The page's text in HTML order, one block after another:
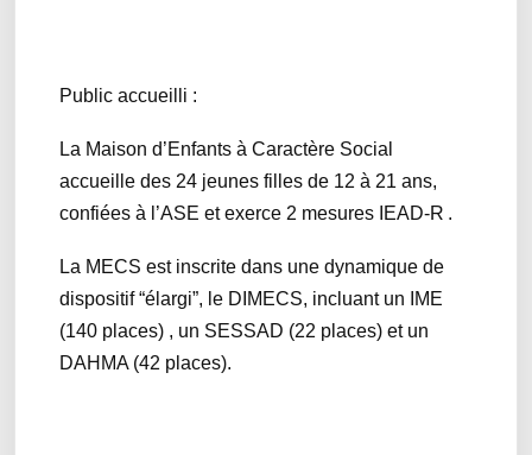
Public accueilli :
La Maison d’Enfants à Caractère Social
accueille des 24 jeunes filles de 12 à 21 ans,
confiées à l’ASE et exerce 2 mesures IEAD-R .
La MECS est inscrite dans une dynamique de
dispositif “élargi”, le DIMECS, incluant un IME
(140 places) , un SESSAD (22 places) et un
DAHMA (42 places).